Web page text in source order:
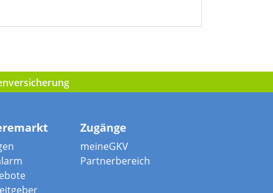
Zugänge
meineGKV
Partnerbereich